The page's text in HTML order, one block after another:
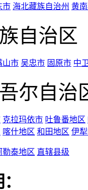
市 海北藏族自治州 黄
自治区
山市 吴忠市 固原市 中
尔自治
克拉玛依市 吐鲁番地区
喀什地区 和田地区 伊
勒泰地区 直辖县级